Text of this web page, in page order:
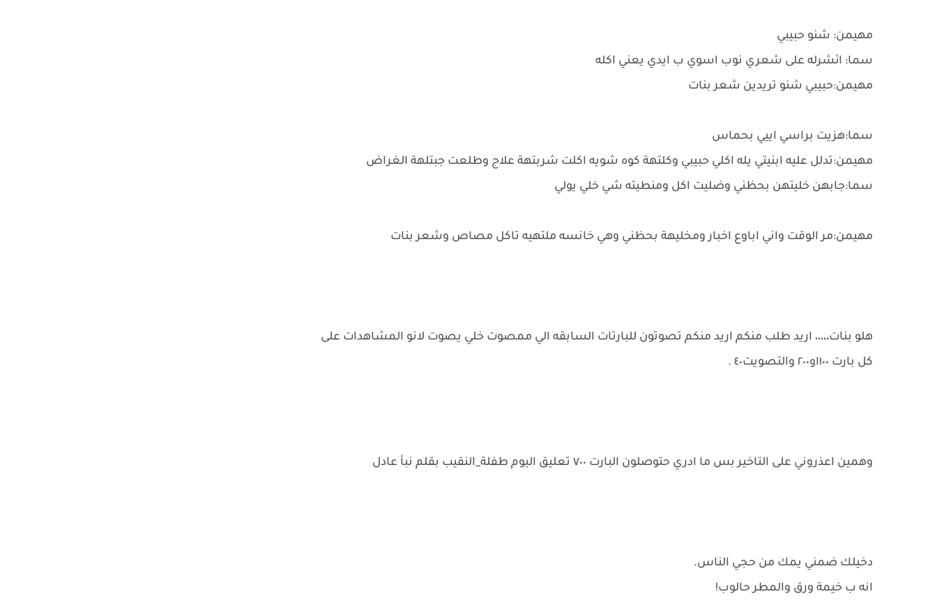
مهيمن: شنو حبيبي
سما: ائشرله على شعري نوب اسوي ب ايدي يعني اكله
مهيمن:حبيبي شنو تريدين شعر بنات
سما:هزيت براسي اييي بحماس
مهيمن:تدلل عليه ابنيتي يله اكلي حبيبي وكلتهة كوه شويه اكلت شربتهة علاج وطلعت جبتلهة الغراض
سما:جابهن خليتهن بحظني وضليت اكل ومنطيته شي خلي يولي
مهيمن:مر الوقت واني اباوع اخبار ومخليهة بحظني وهي خانسه ملتهيه تاكل مصاص وشعر بنات
هلو بنات،،،،، اريد طلب منكم اريد منكم تصوتون للبارتات السابقه الي ممصوت خلي يصوت لانو المشاهدات على
كل بارت ١٠٠او٢٠٠ والتصويت٤٠ .
وهمين اعذروني على التاخير بس ما ادري حتوصلون البارت ٧٠٠ تعليق اليوم طفلة_النقيب بقلم نبأ عادل
دخيلك ضمني يمك من حجي الناس.
انه ب خيمة ورق والمطر حالوب!